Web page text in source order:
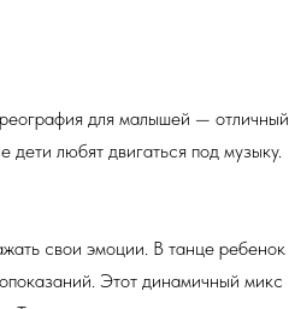
для малышей — отличный
дети любят двигаться под музыку.
свои эмоции. В танце ребенок
Этот динамичный микс